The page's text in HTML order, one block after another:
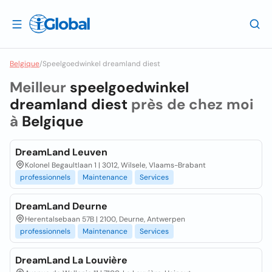
Belgique/Speelgoedwinkel dreamland diest
Meilleur speelgoedwinkel
dreamland diest près de chez moi
à Belgique
DreamLand Leuven
Kolonel Begaultlaan 1 | 3012, Wilsele, Vlaams-Brabant
professionnels
Maintenance Services
DreamLand Deurne
Herentalsebaan 57B | 2100, Deurne, Antwerpen
professionnels
Maintenance Services
DreamLand La Louvière